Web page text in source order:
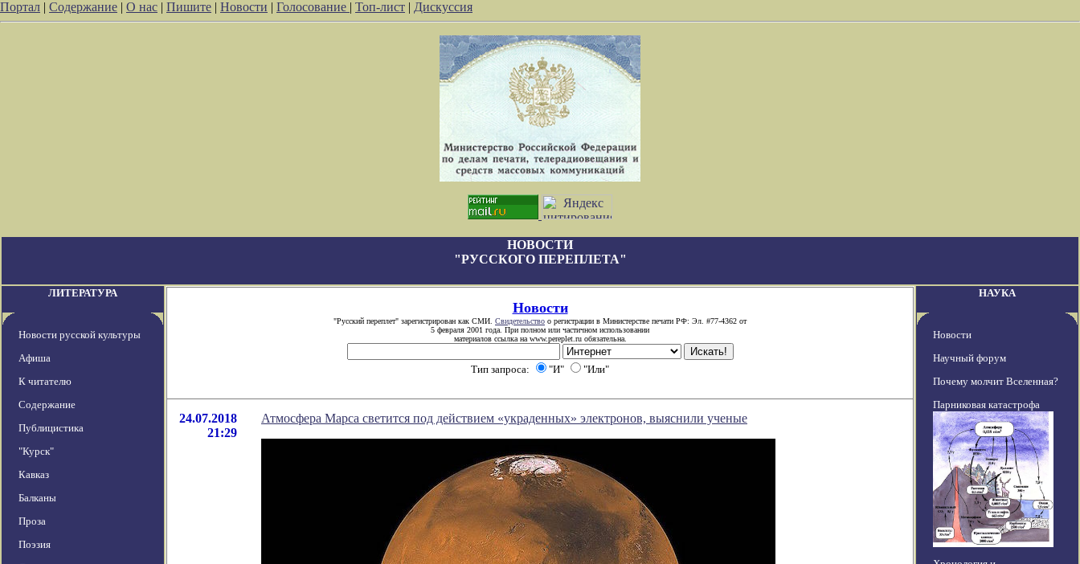
Портал | Содержание | О нас | Пишите | Новости | Голосование | Топ-лист | Дискуссия
НОВОСТИ
"РУССКОГО ПЕРЕПЛЕТА"
ЛИТЕРАТУРА
Новости русской культуры
Афиша
К читателю
Содержание
Публицистика
"Курск"
Кавказ
Балканы
Проза
Поэзия
Новости
"Русский переплет" зарегистрирован как СМИ. Свидетельство о регистрации в Министерстве печати РФ: Эл. #77-4362 от
5 февраля 2001 года. При полном или частичном использовании
материалов ссылка на www.pereplet.ru обязательна.
Тип запроса: "И" "Или"
24.07.2018
21:29
Атмосфера Марса светится под действием «украденных» электронов, выяснили ученые
НАУКА
Новости
Научный форум
Почему молчит Вселенная?
Парниковая катастрофа